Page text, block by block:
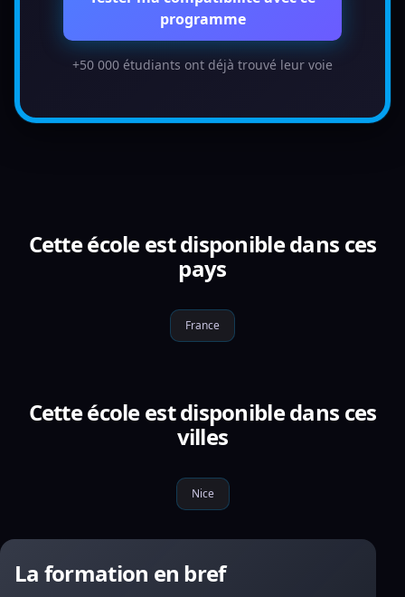
programme
+50 000 étudiants ont déjà trouvé leur voie
Cette école est disponible dans ces
pays
France
Cette école est disponible dans ces
villes
Nice
La formation en bref